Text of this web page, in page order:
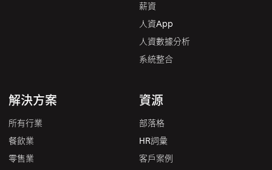
薪資
人資App
人資數據分析
系統整合
解決方案
所有行業
餐飲業
零售業
資源
部落格
HR詞彙
客戶案例